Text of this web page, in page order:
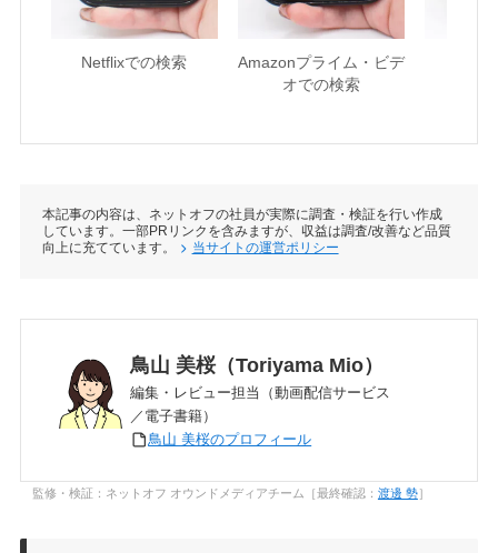
Netflixでの検索
Amazonプライム・ビデ
オでの検索
本記事の内容は、ネットオフの社員が実際に調査・検証を行い作成
しています。一部PRリンクを含みますが、収益は調査/改善など品質
向上に充てています。
当サイトの運営ポリシー
鳥山 美桜（Toriyama Mio）
編集・レビュー担当（動画配信サービス
／電子書籍）
鳥山 美桜のプロフィール
監修・検証：ネットオフ オウンドメディアチーム［最終確認： 渡邊 勢］